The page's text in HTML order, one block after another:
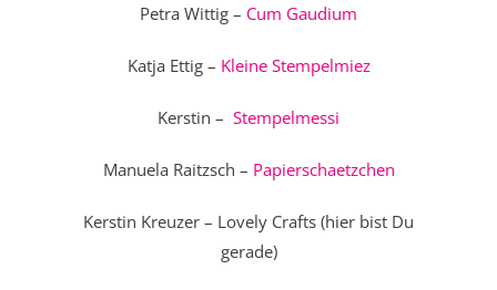
Petra Wittig – Cum Gaudium
Katja Ettig – Kleine Stempelmiez
Kerstin – Stempelmessi
Manuela Raitzsch – Papierschaetzchen
Kerstin Kreuzer – Lovely Crafts (hier bist Du
gerade)